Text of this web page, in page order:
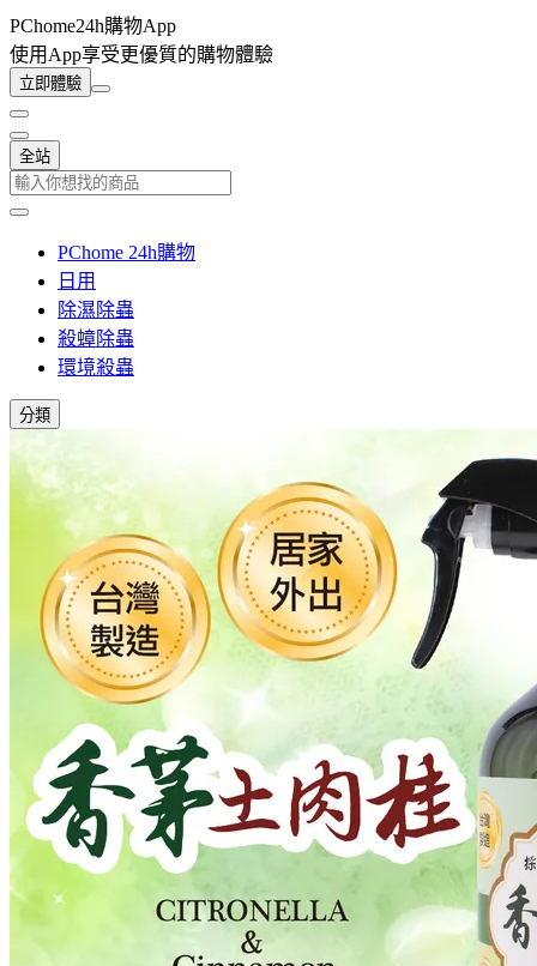
PChome24h購物App
使用App享受更優質的購物體驗
立即體驗
全站
PChome 24h購物
日用
除濕除蟲
殺蟑除蟲
環境殺蟲
分類